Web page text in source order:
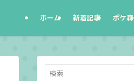
ホーム 新着記事 ポケ森